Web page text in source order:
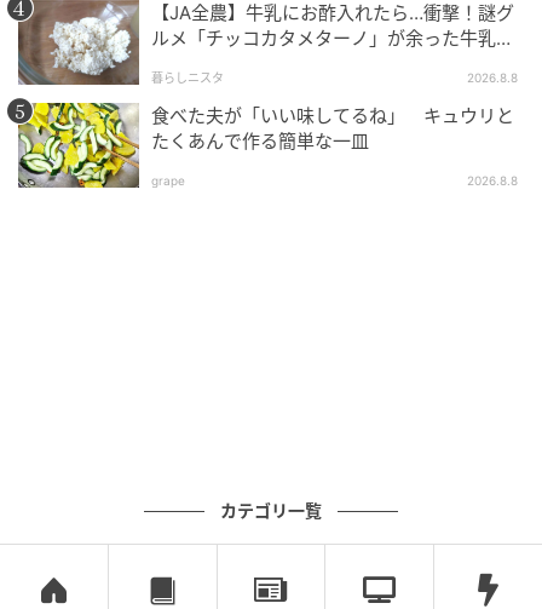
あるいかわいい形に仕上がります。
朝食やおやつにぴったりな、シンプルで失敗知らずの
【JA全農】牛乳にお酢入れたら…衝撃！謎グ
ルメ「チッコカタメターノ」が余った牛乳の
暮らしニスタ 2026.8.8
食べた夫が「いい味してるね」 キュウリと
たくあんで作る簡単な一皿
grape 2026.8.8
カテゴリ一覧